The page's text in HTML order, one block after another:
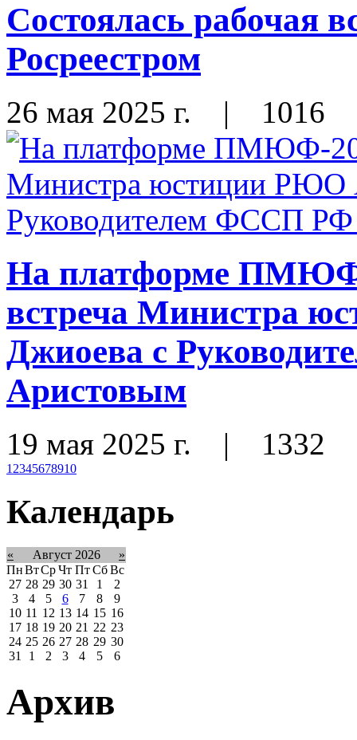
Состоялась рабочая
Росреестром
26 мая 2025 г. | 1016
На платформе
встреча Министра
Джиоева с
Аристовым
19 мая 2025 г. | 1332
1 2345678910
Календарь
« Август 2026
»
ПнВтСрЧт Пт Сб Вс
27 28 29 30 31 1
2
3
4 5 6 7 8
9
10 11 12 13 14 15 16
17 18 19 20 21 22 23
24 25 26 27 28 29 30
31
1 2 3 4 5 6
Архив